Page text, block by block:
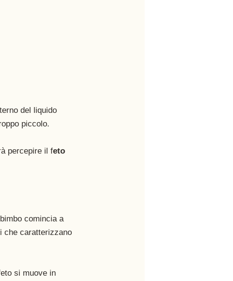
del liquido
piccolo.
percepire il feto
bimbo comincia a
che caratterizzano
si muove in